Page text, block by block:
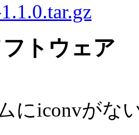
トウェア
にiconvがな